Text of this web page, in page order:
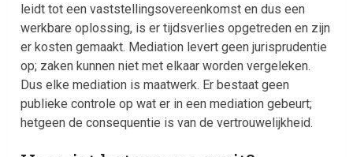
leidt tot een vaststellingsovereenkomst en dus een
werkbare oplossing, is er tijdsverlies opgetreden en zijn
er kosten gemaakt. Mediation levert geen jurisprudentie
op; zaken kunnen niet met elkaar worden vergeleken.
Dus elke mediation is maatwerk. Er bestaat geen
publieke controle op wat er in een mediation gebeurt;
hetgeen de consequentie is van de vertrouwelijkheid.